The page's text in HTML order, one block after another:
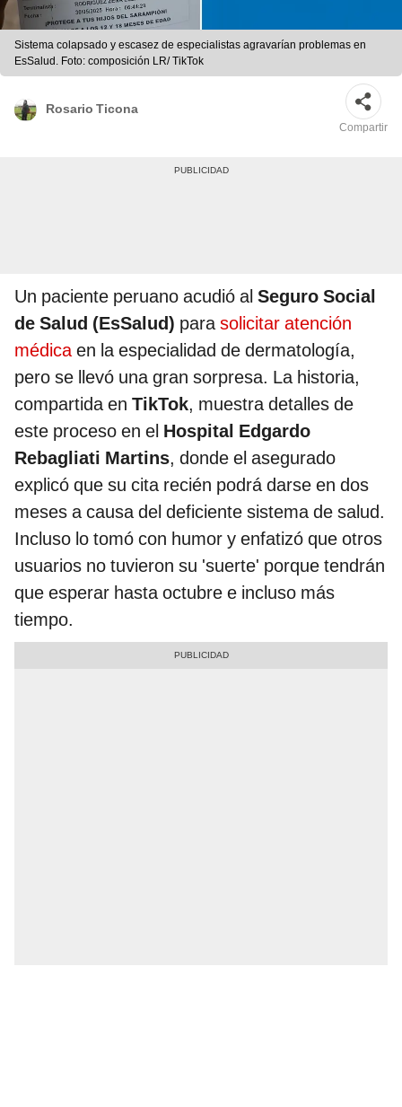
Sistema colapsado y escasez de especialistas agravarían problemas en
EsSalud. Foto: composición LR/ TikTok
Rosario Ticona
Compartir
Un paciente peruano acudió al Seguro Social
de Salud (EsSalud) parasolicitar atención
médicaen la especialidad de dermatología,
pero se llevó una gran sorpresa. La historia,
compartida en TikTok, muestra detalles de
este proceso en el Hospital Edgardo
Rebagliati Martins, donde el asegurado
explicó que su cita recién podrá darse en dos
meses a causa del deficiente sistema de salud.
Incluso lo tomó con humor y enfatizó que otros
usuarios no tuvieron su 'suerte' porque tendrán
que esperar hasta octubre e incluso más
tiempo.